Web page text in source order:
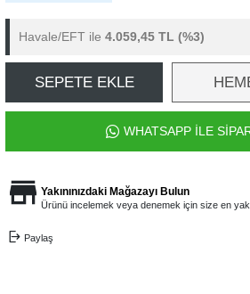
Havale/EFT ile 4.059,45 TL (%3)
SEPETE EKLE
WHATSAPP İLE
Yakınınızdaki Mağazayı Bulun
Ürünü incelemek veya denemek için size en
Paylaş